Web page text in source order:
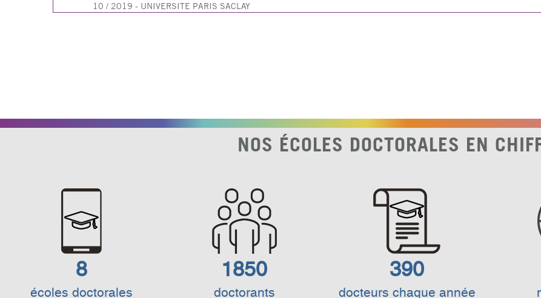
10 / 2019 - UNIVERSITE PARIS SACLAY
NOS ÉCOLES DOCTORALES EN
8
écoles doctorales
1850
doctorants
390
docteurs chaque année